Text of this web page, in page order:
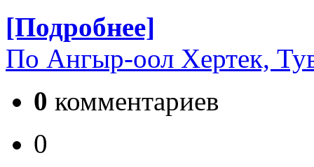
[Подробнее]
По Ангыр-оол Хертек,
0 комментариев
0